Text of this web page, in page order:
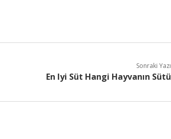
Sonraki Yazı
En Iyi Süt Hangi Hayvanın Sütü